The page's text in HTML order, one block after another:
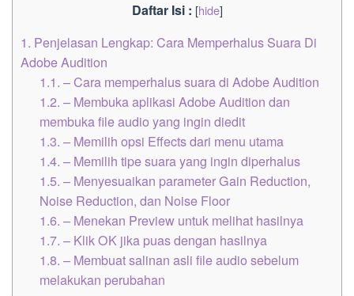
Daftar Isi : [hide]
1. Penjelasan Lengkap: Cara Memperhalus Suara Di
Adobe Audition
1.1. – Cara memperhalus suara di Adobe Audition
1.2. – Membuka aplikasi Adobe Audition dan
membuka file audio yang ingin diedit
1.3. – Memilih opsi Effects dari menu utama
1.4. – Memilih tipe suara yang ingin diperhalus
1.5. – Menyesuaikan parameter Gain Reduction,
Noise Reduction, dan Noise Floor
1.6. – Menekan Preview untuk melihat hasilnya
1.7. – Klik OK jika puas dengan hasilnya
1.8. – Membuat salinan asli file audio sebelum
melakukan perubahan